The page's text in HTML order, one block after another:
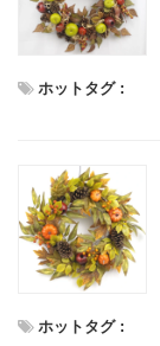
ホットタグ :
ホットタグ :